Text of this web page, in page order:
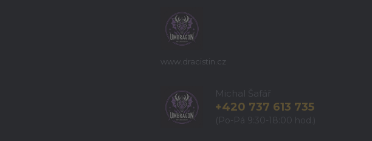
www.dracistin.cz
Michal Šafář
+420 737 613 735
(Po-Pá 9:30-18:00 hod.)